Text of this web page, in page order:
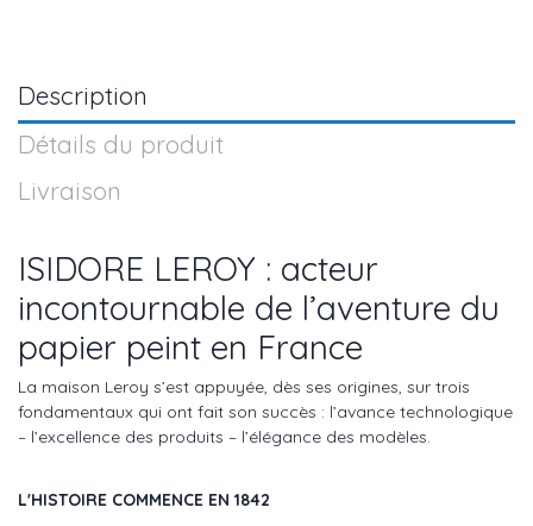
Description
Détails du produit
Livraison
ISIDORE LEROY : acteur
incontournable de l’aventure du
papier peint en France
La maison Leroy s’est appuyée, dès ses origines, sur trois
fondamentaux qui ont fait son succès : l’avance technologique
– l’excellence des produits – l’élégance des modèles.
L'HISTOIRE COMMENCE EN 1842